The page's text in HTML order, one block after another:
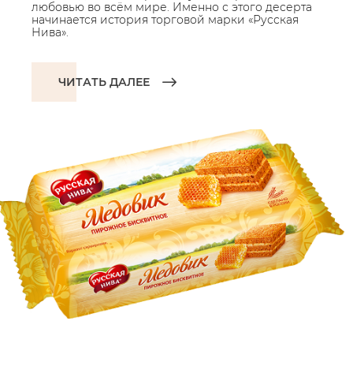
любовью во всём мире. Именно с этого десерта
начинается история торговой марки «Русская
Нива».
ЧИТАТЬ ДАЛЕЕ